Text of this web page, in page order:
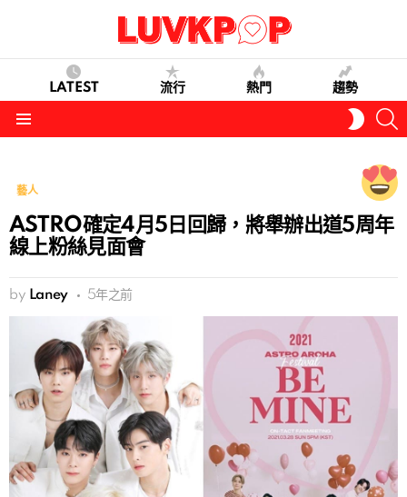
LATEST 流行 熱門 趨勢
SKIN
藝人
ASTRO確定4月5日回歸，將舉辦出道5周年
線上粉絲見面會
by Laney 5年之前